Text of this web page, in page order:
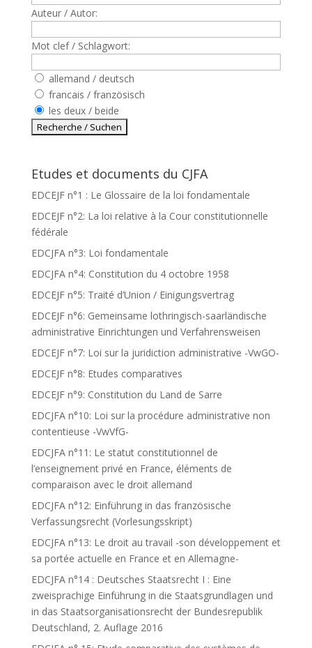
Auteur / Autor:
Mot clef / Schlagwort:
allemand / deutsch
francais / französisch
les deux / beide
Etudes et documents du CJFA
EDCEJF n°1 : Le Glossaire de la loi fondamentale
EDCEJF n°2: La loi relative à la Cour constitutionnelle
fédérale
EDCJFA n°3: Loi fondamentale
EDCJFA n°4: Constitution du 4 octobre 1958
EDCEJF n°5: Traité d’Union / Einigungsvertrag
EDCEJF n°6: Gemeinsame lothringisch-saarländische
administrative Einrichtungen und Verfahrensweisen
EDCEJF n°7: Loi sur la juridiction administrative -VwGO-
EDCEJF n°8: Etudes comparatives
EDCEJF n°9: Constitution du Land de Sarre
EDCJFA n°10: Loi sur la procédure administrative non
contentieuse -VwVfG-
EDCJFA n°11: Le statut constitutionnel de
l’enseignement privé en France, éléments de
comparaison avec le droit allemand
EDCJFA n°12: Einführung in das französische
Verfassungsrecht (Vorlesungsskript)
EDCJFA n°13: Le droit au travail -son développement et
sa portée actuelle en France et en Allemagne-
EDCJFA n°14 : Deutsches Staatsrecht I : Eine
zweisprachige Einführung in die Staatsgrundlagen und
in das Staatsorganisationsrecht der Bundesrepublik
Deutschland, 2. Auflage 2016